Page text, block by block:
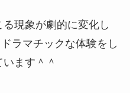
現象が劇的に変化し
ラマチックな体験をし
ます＾＾